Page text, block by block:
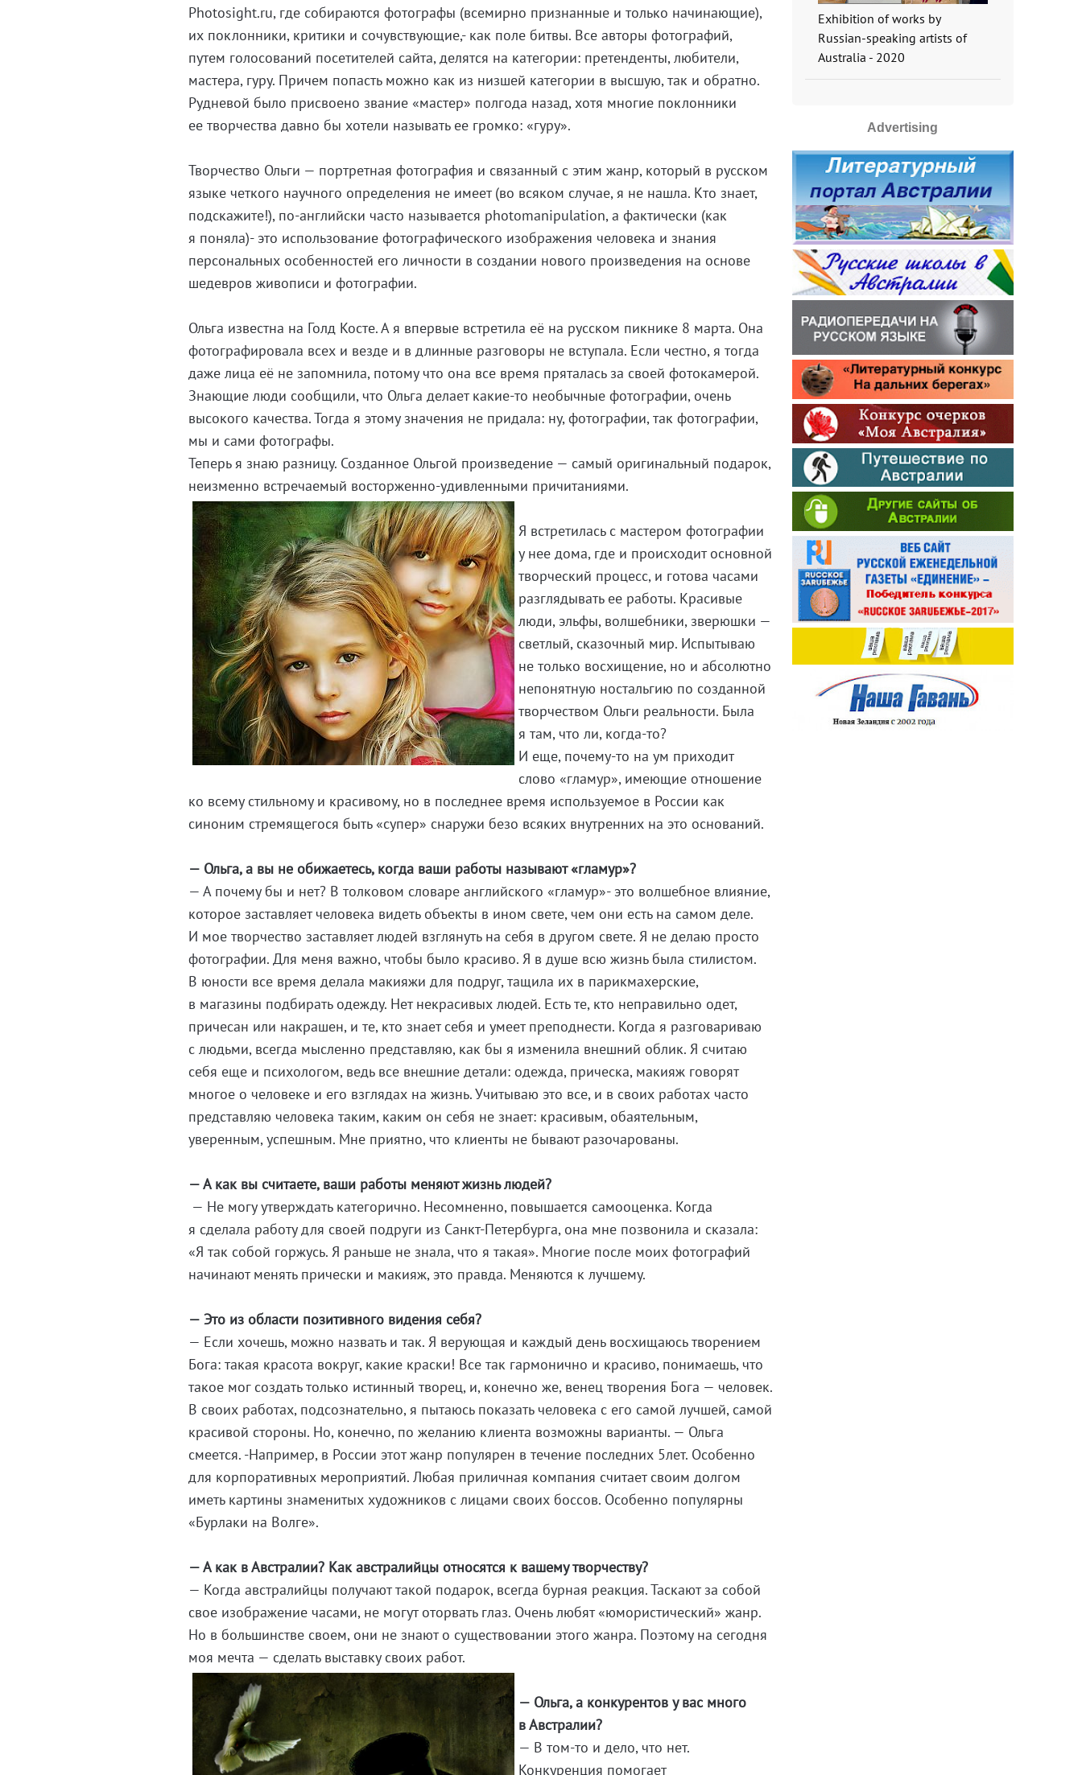
Photosight.ru, где собираются фотографы (всемирно признанные и только начинающие),
их поклонники, критики и сочувствующие,- как поле битвы. Все авторы фотографий,
путем голосований посетителей сайта, делятся на категории: претенденты, любители,
мастера, гуру. Причем попасть можно как из низшей категории в высшую, так и обратно.
Рудневой было присвоено звание «мастер» полгода назад, хотя многие поклонники
ее творчества давно бы хотели называть ее громко: «гуру».
Творчество Ольги — портретная фотография и связанный с этим жанр, который в русском
языке четкого научного определения не имеет (во всяком случае, я не нашла. Кто знает,
подскажите!), по-английски часто называется photomanipulation, а фактически (как
я поняла)- это использование фотографического изображения человека и знания
персональных особенностей его личности в создании нового произведения на основе
шедевров живописи и фотографии.
Ольга известна на Голд Косте. А я впервые встретила её на русском пикнике 8 марта. Она
фотографировала всех и везде и в длинные разговоры не вступала. Если честно, я тогда
даже лица её не запомнила, потому что она все время пряталась за своей фотокамерой.
Знающие люди сообщили, что Ольга делаеткакие-то необычные фотографии, очень
высокого качества. Тогда я этому значения не придала: ну, фотографии, так фотографии,
мы и сами фотографы.
Теперь я знаю разницу. Созданное Ольгой произведение — самый оригинальный подарок,
неизменно встречаемый восторженно-удивленными причитаниями.
Я встретилась с мастером фотографии
у нее дома, где и происходит основной
творческий процесс, и готова часами
разглядывать ее работы. Красивые
люди, эльфы, волшебники, зверюшки —
светлый, сказочный мир. Испытываю
не только восхищение, но и абсолютно
непонятную ностальгию по созданной
творчеством Ольги реальности. Была
я там, что ли, когда-то?
И еще, почему-то на ум приходит
слово «гламур», имеющие отношение
ко всему стильному и красивому, но в последнее время используемое в России как
синоним стремящегося быть «супер» снаружи безо всяких внутренних на это оснований.
— Ольга, а вы не обижаетесь, когда ваши работы называют «гламур»?
— А почему бы и нет? В толковом словаре английского «гламур»- это волшебное влияние,
которое заставляет человека видеть объекты в ином свете, чем они есть на самом деле.
И мое творчество заставляет людей взглянуть на себя в другом свете. Я не делаю просто
фотографии. Для меня важно, чтобы было красиво. Я в душе всю жизнь была стилистом.
В юности все время делала макияжи для подруг, тащила их в парикмахерские,
в магазины подбирать одежду. Нет некрасивых людей. Есть те, кто неправильно одет,
причесан или накрашен, и те, кто знает себя и умеет преподнести. Когда я разговариваю
с людьми, всегда мысленно представляю, как бы я изменила внешний облик. Я считаю
себя еще и психологом, ведь все внешние детали: одежда, прическа, макияж говорят
многое о человеке и его взглядах на жизнь. Учитываю это все, и в своих работах часто
представляю человека таким, каким он себя не знает: красивым, обаятельным,
уверенным, успешным. Мне приятно, что клиенты не бывают разочарованы.
— А как вы считаете, ваши работы меняют жизнь людей?
— Не могу утверждать категорично. Несомненно, повышается самооценка. Когда
я сделала работу для своей подруги из Санкт-Петербурга, она мне позвонила и сказала:
«Я так собой горжусь. Я раньше не знала, что я такая». Многие после моих фотографий
начинают менять прически и макияж, это правда. Меняются к лучшему.
— Это из области позитивного видения себя?
— Если хочешь, можно назвать и так. Я верующая и каждый день восхищаюсь творением
Бога: такая красота вокруг, какие краски! Все так гармонично и красиво, понимаешь, что
такое мог создать только истинный творец, и, конечно же, венец творения Бога — человек.
В своих работах, подсознательно, я пытаюсь показать человека с его самой лучшей, самой
красивой стороны. Но, конечно, по желанию клиента возможны варианты. — Ольга
смеется. -Например, в России этот жанр популярен в течение последних 5лет. Особенно
для корпоративных мероприятий. Любая приличная компания считает своим долгом
иметь картины знаменитых художников с лицами своих боссов. Особенно популярны
«Бурлаки на Волге».
— А как в Австралии? Как австралийцы относятся к вашему творчеству?
— Когда австралийцы получают такой подарок, всегда бурная реакция. Таскают за собой
свое изображение часами, не могут оторвать глаз. Очень любят «юмористический» жанр.
Но в большинстве своем, они не знают о существовании этого жанра. Поэтому на сегодня
моя мечта — сделать выставку своих работ.
— Ольга, а конкурентов у вас много
в Австралии?
— Втом-то и дело, что нет.
Конкуренция помогает
Exhibition of works by
Russian-speaking artists of
Australia - 2020
Advertising